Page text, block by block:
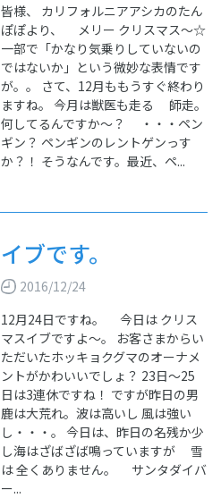
皆様、 カリフォルニアアシカのたん
ぽぽより、 メリー クリスマス～☆
一部で「かなり気乗りしていないの
ではないか」という微妙な表情です
が。。 さて、12月ももうすぐ終わり
ますね。 今月は獣医も走る 師走。
何してるんですか～？ ・・・ペン
ギン？ ペンギンのレントゲンっす
か？！ そうなんです。最近、ペ...
イブです。
2016/12/24
12月24日ですね。 今日は クリス
マスイブですよ～。 お客さまからい
ただいたホッキョクグマのオーナメ
ントがかわいいでしょ？ 23日～25
日は3連休ですね！ ですが昨日の男
鹿は大荒れ。波は高いし 風は強い
し・・・。 今日は、昨日の名残か少
し海はざばざば鳴っていますが 雪
は 全くありません。 サンタダイバ
ー...